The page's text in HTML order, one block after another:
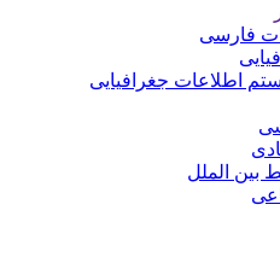
فارسی
اطلاعات جغرافیایی
بین الملل